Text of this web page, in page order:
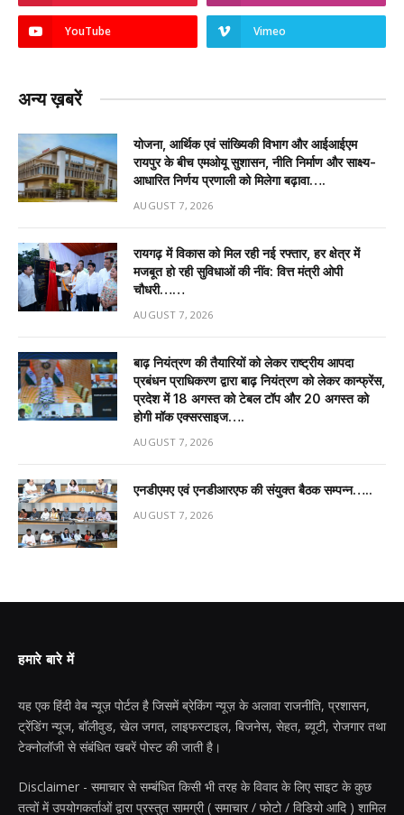
YouTube Vimeo
अन्य ख़बरें
योजना, आर्थिक एवं सांख्यिकी विभाग और आईआईएम
रायपुर के बीच एमओयू सुशासन, नीति निर्माण और साक्ष्य-
आधारित निर्णय प्रणाली को मिलेगा बढ़ावा….
AUGUST 7, 2026
रायगढ़ में विकास को मिल रही नई रफ्तार, हर क्षेत्र में
मजबूत हो रही सुविधाओं की नींव: वित्त मंत्री ओपी
चौधरी……
AUGUST 7, 2026
बाढ़ नियंत्रण की तैयारियों को लेकर राष्ट्रीय आपदा
प्रबंधन प्राधिकरण द्वारा बाढ़ नियंत्रण को लेकर कान्फ्रेंस,
प्रदेश में 18 अगस्त को टेबल टॉप और 20 अगस्त को
होगी मॉक एक्सरसाइज….
AUGUST 7, 2026
एनडीएमए एवं एनडीआरएफ की संयुक्त बैठक सम्पन्न…..
AUGUST 7, 2026
हमारे बारे में
यह एक हिंदी वेब न्यूज़ पोर्टल है जिसमें ब्रेकिंग न्यूज़ के अलावा राजनीति, प्रशासन,
ट्रेंडिंग न्यूज, बॉलीवुड, खेल जगत, लाइफस्टाइल, बिजनेस, सेहत, ब्यूटी, रोजगार तथा
टेक्नोलॉजी से संबंधित खबरें पोस्ट की जाती है।
Disclaimer - समाचार से सम्बंधित किसी भी तरह के विवाद के लिए साइट के कुछ
तत्वों में उपयोगकर्ताओं द्वारा प्रस्तुत सामग्री ( समाचार / फोटो / विडियो आदि ) शामिल